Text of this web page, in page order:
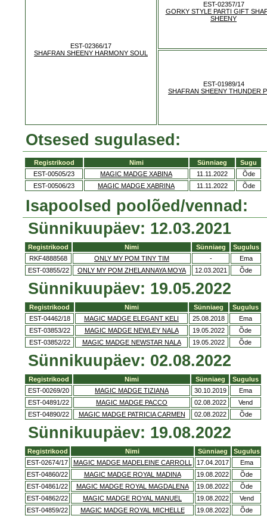
EST-02366/17
SHAFRAN SHEENY HARMONY SOUL
EST-02357/17
GORKY STYLE PARTI GIFT
SHEENY
EST-01989/14
SHAFRAN SHEENY THUNDER
Otsesed sugulased:
Registrikood Nimi Sünniaeg
Sugu
EST-00505/23
MAGIC MADGE XABINA 11.11.2022
Õde
EST-00506/23
MAGIC MADGE XABRINA 11.11.2022 Õde
Isapoolsed poolõed/vennad:
Sünnikuupäev: 12.03.2021
Registrikood Nimi Sünniaeg
Sugulus
RKF4888568
ONLY MY POM TINY TIM -
Ema
EST-03855/22
ONLY MY POM ZHELANNAYA MOYA 12.03.2021 Õde
Sünnikuupäev: 19.05.2022
Registrikood Nimi Sünniaeg
Sugulus
EST-04462/18
MAGIC MADGE ELEGANT KELI 25.08.2018
Ema
EST-03853/22
MAGIC MADGE NEWLEY NALA 19.05.2022
Õde
EST-03852/22
MAGIC MADGE NEWSTAR NALA 19.05.2022 Õde
Sünnikuupäev: 02.08.2022
Registrikood Nimi Sünniaeg
Sugulus
EST-00269/20
MAGIC MADGE TIZIANA 30.10.2019
Ema
EST-04891/22
MAGIC MADGE PACCO 02.08.2022
Vend
EST-04890/22
MAGIC MADGE PATRICIA CARMEN 02.08.2022 Õde
Sünnikuupäev: 19.08.2022
Registrikood Nimi Sünniaeg
Sugulus
EST-02674/17
MAGIC MADGE MADELEINE CARROLL 17.04.2017
Ema
EST-04860/22
MAGIC MADGE ROYAL MADINA 19.08.2022
Õde
EST-04861/22
MAGIC MADGE ROYAL MAGDALENA 19.08.2022
Õde
EST-04862/22
MAGIC MADGE ROYAL MANUEL 19.08.2022
Vend
EST-04859/22
MAGIC MADGE ROYAL MICHELLE 19.08.2022 Õde